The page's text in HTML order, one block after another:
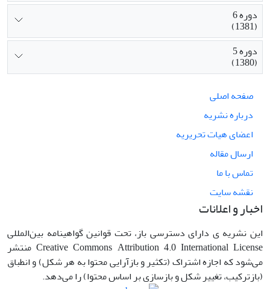
دوره 6
(1381)
دوره 5
(1380)
صفحه اصلی
درباره نشریه
اعضای هیات تحریریه
ارسال مقاله
تماس با ما
نقشه سایت
اخبار و اعلانات
این نشریه ی دارای دسترسی باز، تحت قوانین گواهینامه بین‌المللی
Creative Commons Attribution 4.0 International License منتشر
می‌شود که اجازه اشتراک (تکثیر و بازآرایی محتوا به هر شکل) و انطباق
(بازترکیب، تغییر شکل و بازسازی بر اساس محتوا) را می‌دهد.